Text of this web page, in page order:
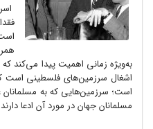
است
به‌ویژه زمانی اهمیت پیدا می‌کند
اشغال سرزمین‌های فلسطینی است که
است؛ سرزمین‌هایی که به مسلمانان
مسلمانان جهان در مورد آن ادعا دارند.